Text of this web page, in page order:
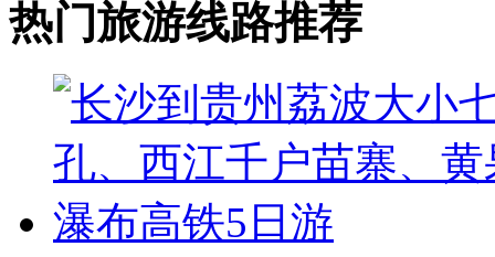
热门旅游线路推荐